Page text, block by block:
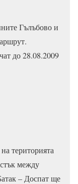
Гълъбово и
до 28.08.2009
територията
между
– Доспат ще